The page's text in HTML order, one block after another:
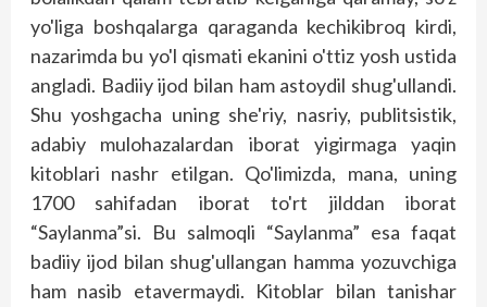
yo'liga boshqalarga qaraganda kechikibroq kirdi,
nazarimda bu yo'l qismati ekanini o'ttiz yosh ustida
angladi. Badiiy ijod bilan ham astoydil shug'ullandi.
Shu yoshgacha uning she'riy, nasriy, publitsistik,
adabiy mulohazalardan iborat yigirmaga yaqin
kitoblari nashr etilgan. Qo'limizda, mana, uning
1700 sahifadan iborat to'rt jilddan iborat
“Saylanma”si. Bu salmoqli “Saylanma” esa faqat
badiiy ijod bilan shug'ullangan hamma yozuvchiga
ham nasib etavermaydi. Kitoblar bilan tanishar